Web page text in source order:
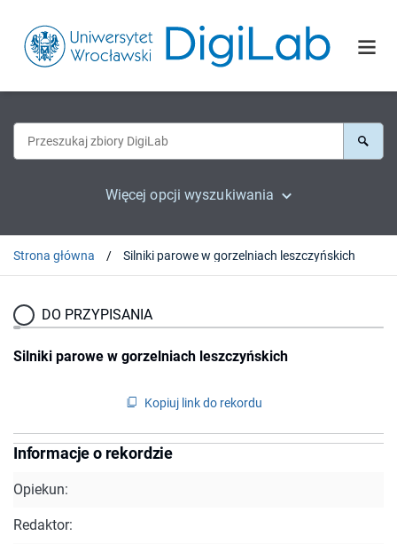
Więcej opcji wyszukiwania
Strona główna Silniki parowe w gorzelniach leszczyńskich
DO PRZYPISANIA
Silniki parowe w gorzelniach leszczyńskich
Kopiuj link do rekordu
Informacje o rekordzie
Opiekun:
Redaktor: